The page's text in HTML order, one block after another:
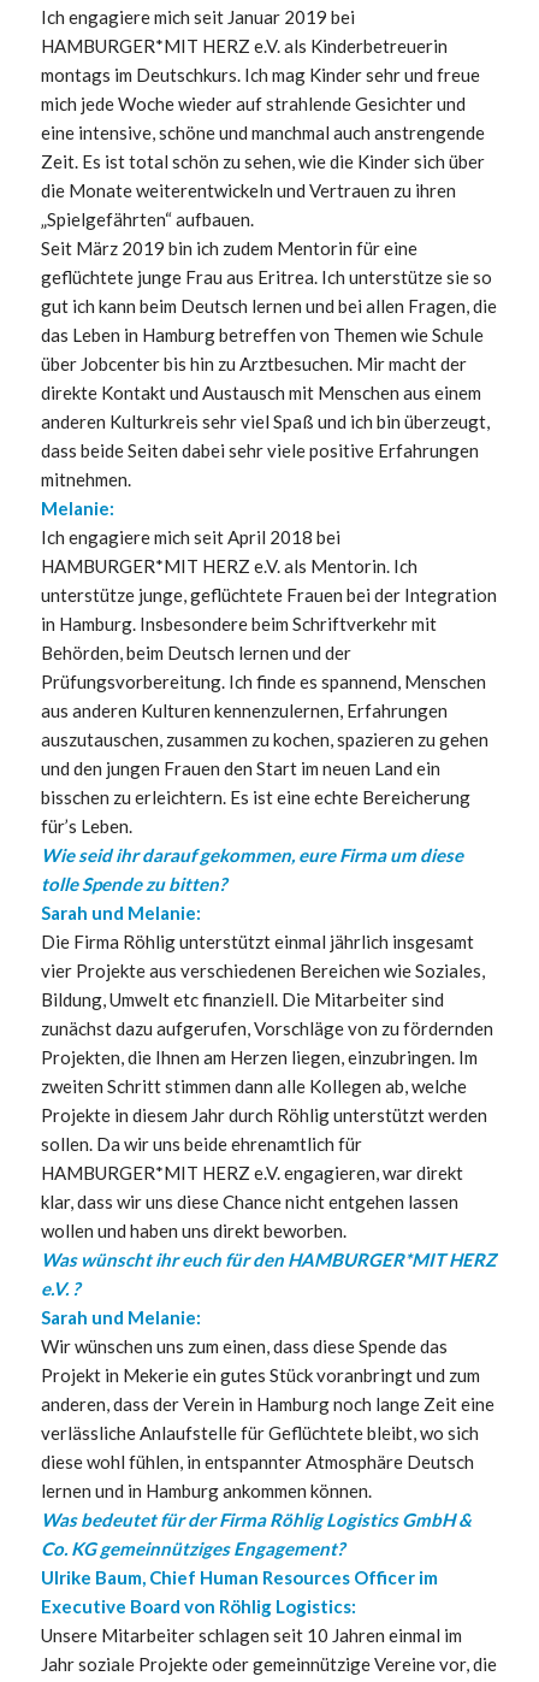
Ich engagiere mich seit Januar 2019 bei
HAMBURGER*MIT HERZ e.V. als Kinderbetreuerin
montags im Deutschkurs. Ich mag Kinder sehr und freue
mich jede Woche wieder auf strahlende Gesichter und
eine intensive, schöne und manchmal auch anstrengende
Zeit. Es ist total schön zu sehen, wie die Kinder sich über
die Monate weiterentwickeln und Vertrauen zu ihren
„Spielgefährten“ aufbauen.
Seit März 2019 bin ich zudem Mentorin für eine
geflüchtete junge Frau aus Eritrea. Ich unterstütze sie so
gut ich kann beim Deutsch lernen und bei allen Fragen, die
das Leben in Hamburg betreffen von Themen wie Schule
über Jobcenter bis hin zu Arztbesuchen. Mir macht der
direkte Kontakt und Austausch mit Menschen aus einem
anderen Kulturkreis sehr viel Spaß und ich bin überzeugt,
dass beide Seiten dabei sehr viele positive Erfahrungen
mitnehmen.
Melanie:
Ich engagiere mich seit April 2018 bei
HAMBURGER*MIT HERZ e.V. als Mentorin. Ich
unterstütze junge, geflüchtete Frauen bei der Integration
in Hamburg. Insbesondere beim Schriftverkehr mit
Behörden, beim Deutsch lernen und der
Prüfungsvorbereitung. Ich finde es spannend, Menschen
aus anderen Kulturen kennenzulernen, Erfahrungen
auszutauschen, zusammen zu kochen, spazieren zu gehen
und den jungen Frauen den Start im neuen Land ein
bisschen zu erleichtern. Es ist eine echte Bereicherung
für’s Leben.
Wie seid ihr darauf gekommen, eure Firma um diese
tolle Spende zu bitten?
Sarah und Melanie:
Die Firma Röhlig unterstützt einmal jährlich insgesamt
vier Projekte aus verschiedenen Bereichen wie Soziales,
Bildung, Umwelt etc finanziell. Die Mitarbeiter sind
zunächst dazu aufgerufen, Vorschläge von zu fördernden
Projekten, die Ihnen am Herzen liegen, einzubringen. Im
zweiten Schritt stimmen dann alle Kollegen ab, welche
Projekte in diesem Jahr durch Röhlig unterstützt werden
sollen. Da wir uns beide ehrenamtlich für
HAMBURGER*MIT HERZ e.V. engagieren, war direkt
klar, dass wir uns diese Chance nicht entgehen lassen
wollen und haben uns direkt beworben.
Was wünscht ihr euch für den HAMBURGER*MIT HERZ
e.V. ?
Sarah und Melanie:
Wir wünschen uns zum einen, dass diese Spende das
Projekt in Mekerie ein gutes Stück voranbringt und zum
anderen, dass der Verein in Hamburg noch lange Zeit eine
verlässliche Anlaufstelle für Geflüchtete bleibt, wo sich
diese wohl fühlen, in entspannter Atmosphäre Deutsch
lernen und in Hamburg ankommen können.
Was bedeutet für der Firma Röhlig Logistics GmbH &
Co. KG gemeinnütziges Engagement?
Ulrike Baum, Chief Human Resources Officer im
Executive Board von Röhlig Logistics:
Unsere Mitarbeiter schlagen seit 10 Jahren einmal im
Jahr soziale Projekte oder gemeinnützige Vereine vor, die